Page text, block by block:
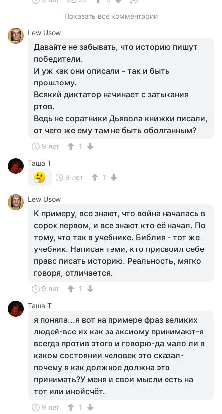
Показать все комментарии
Lew Usow
Давайте не забывать, что историю пишут
победители.
И уж как они описали - так и быть
прошлому.
Всякий диктатор начинает с затыкания
ртов.
Ведь не соратники Дьявола книжки писали,
от чего же ему там не быть оболганным?
9 лет
1
Таша Т
9 лет
1
Lew Usow
К примеру, все знают, что война началась в
сорок первом, и все знают кто её начал. По
тому, что так в учебнике. Библия - тот же
учебник. Написан теми, кто присвоил себе
право писать историю. Реальность, мягко
говоря, отличается.
9 лет
1
Таша Т
я поняла...я вот на примере фраз великих
людей-все их как за аксиому принимают-я
всегда против этого и говорю-да мало ли в
каком состоянии человек это сказал-
почему я как должное должна это
принимать?У меня и свои мысли есть на
тот или инойсчёт.
9 лет
1